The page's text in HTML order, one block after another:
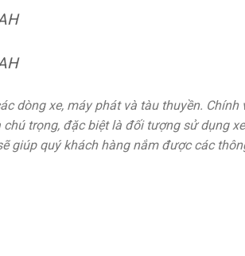
dòng xe, máy phát và tàu thuyền.
trọng, đặc biệt là đối tượng sử dụng
giúp quý khách hàng nắm được các